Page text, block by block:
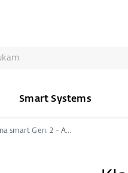
Smart Systems
Klamka okienna smart Gen. 2 - Antracyt